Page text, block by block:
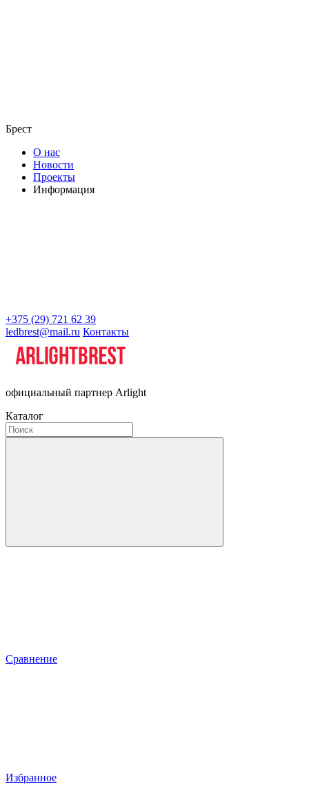
Брест
О нас
Новости
Проекты
Информация
+375 (29) 721 62 39
ledbrest@mail.ru Контакты
официальный партнер Arlight
Каталог
Сравнение
Избранное